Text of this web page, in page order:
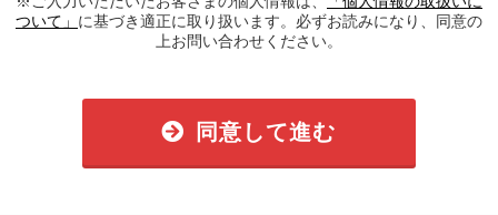
ついて」 に基づき適正に取り扱います。必ずお読みになり、同意の
上お問い合わせください。
同意して進む